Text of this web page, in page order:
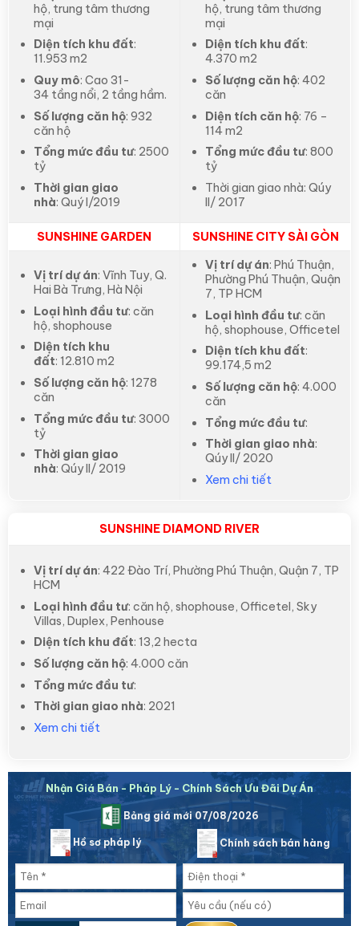
hộ, trung tâm thương
mại
Diện tích khu đất:
11.953 m2
Quy mô: Cao 31-
34 tầng nổi, 2 tầng hầm.
Số lượng căn hộ: 932
căn hộ
Tổng mức đầu tư: 2500
tỷ
Thời gian giao
nhà: Quý I/2019
hộ, trung tâm thương
mại
Diện tích khu đất:
4.370 m2
Số lượng căn hộ: 402
căn
Diện tích căn hộ: 76 –
114 m2
Tổng mức đầu tư: 800
tỷ
Thời gian giao nhà: Qúy
II/ 2017
SUNSHINE GARDEN SUNSHINE CITY SÀI GÒN
Vị trí dự án: Vĩnh Tuy, Q.
Hai Bà Trưng, Hà Nội
Loại hình đầu tư: căn
hộ, shophouse
Diện tích khu
đất: 12.810 m2
Số lượng căn hộ: 1278
căn
Tổng mức đầu tư: 3000
tỷ
Thời gian giao
nhà: Qúy II/ 2019
Vị trí dự án: Phú Thuận,
Phường Phú Thuận, Quận
7, TP HCM
Loại hình đầu tư: căn
hộ, shophouse, Officetel
Diện tích khu đất:
99.174,5 m2
Số lượng căn hộ: 4.000
căn
Tổng mức đầu tư:
Thời gian giao nhà:
Qúy II/ 2020
Xem chi tiết
SUNSHINE DIAMOND RIVER
Vị trí dự án: 422 Đào Trí, Phường Phú Thuận, Quận 7, TP
HCM
Loại hình đầu tư: căn hộ, shophouse, Officetel, Sky
Villas, Duplex, Penhouse
Diện tích khu đất: 13,2 hecta
Số lượng căn hộ: 4.000 căn
Tổng mức đầu tư:
Thời gian giao nhà: 2021
Xem chi tiết
Nhận Giá Bán - Pháp Lý - Chính Sách Ưu Đãi Dự Án
Bảng giá mới 07/08/2026
Hồ sơ pháp lý Chính sách bán hàng